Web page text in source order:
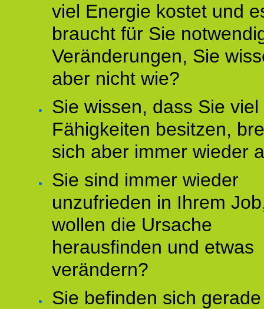
viel Energie kostet und
braucht für Sie
Veränderungen, Sie
aber nicht wie?
Sie wissen, dass Sie
Fähigkeiten besitzen,
sich aber immer wieder
Sie sind immer wieder
unzufrieden in Ihrem
wollen die Ursache
herausfinden und etwas
verändern?
Sie befinden sich